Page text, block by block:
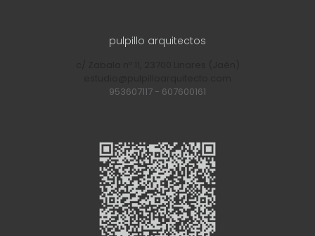
pulpillo arquitectos
953607117 - 607600161